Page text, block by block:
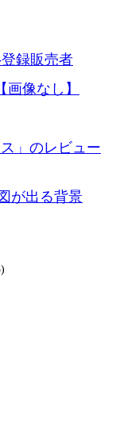
録販売者
像なし】
」のレビュー
が出る背景